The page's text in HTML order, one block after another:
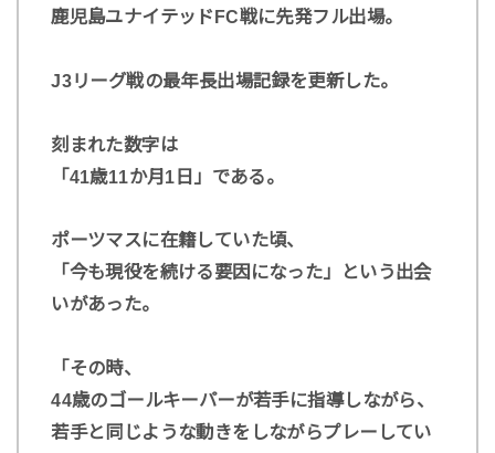
鹿児島ユナイテッドFC戦に先発フル出場。
J3リーグ戦の最年長出場記録を更新した。
刻まれた数字は
「41歳11か月1日」である。
ポーツマスに在籍していた頃、
「今も現役を続ける要因になった」という出会
いがあった。
「その時、
44歳のゴールキーパーが若手に指導しながら、
若手と同じような動きをしながらプレーしてい